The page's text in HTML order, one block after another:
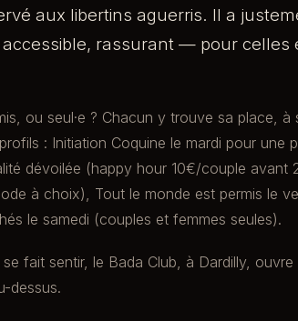
aux libertins aguerris. Il a
rassurant — pour celles
ou seul·e ? Chacun y trouve sa place, à
: Initiation Coquine le mardi pour une
dévoilée (happy hour 10€/couple avant
à choix), Tout le monde est permis le
le samedi (couples et femmes seules).
fait sentir, le Bada Club, à Dardilly,
dessus.